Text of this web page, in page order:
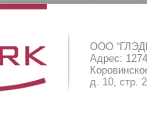
ООО
Адрес:
д. 10, стр.